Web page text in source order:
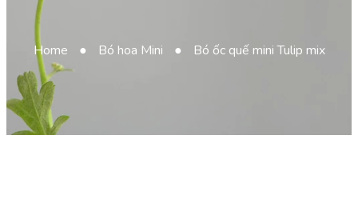
Home ● Bó hoa Mini ● Bó ốc quế mini Tulip mix